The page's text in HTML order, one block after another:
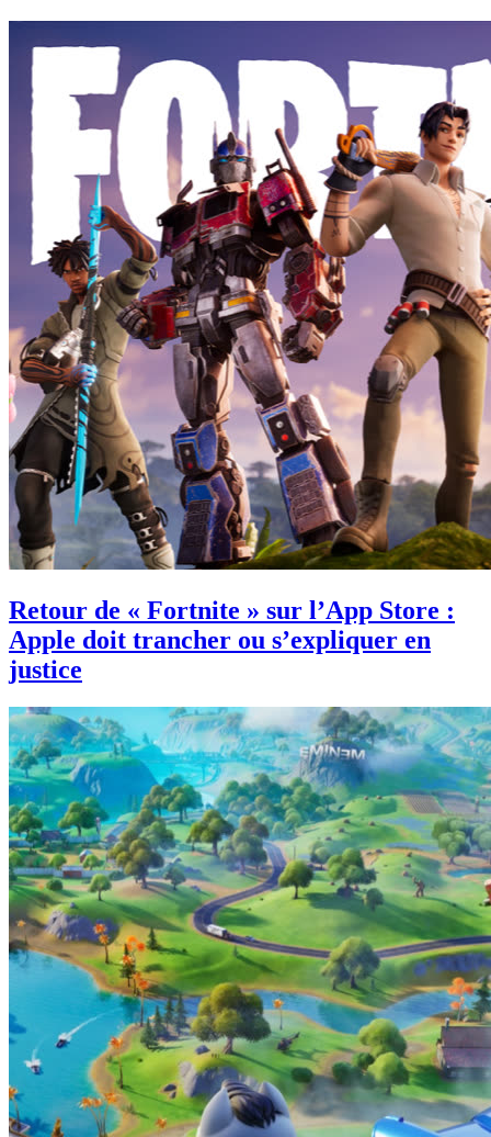
Retour de « Fortnite » sur l’App Store :
Apple doit trancher ou s’expliquer en
justice